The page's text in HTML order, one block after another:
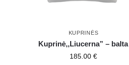
KUPRINĖS
Kuprinė,,Liucerna” – balta
185.00 €